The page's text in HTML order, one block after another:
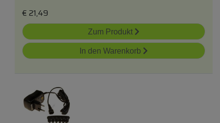
€ 21,49
Zum Produkt
In den Warenkorb